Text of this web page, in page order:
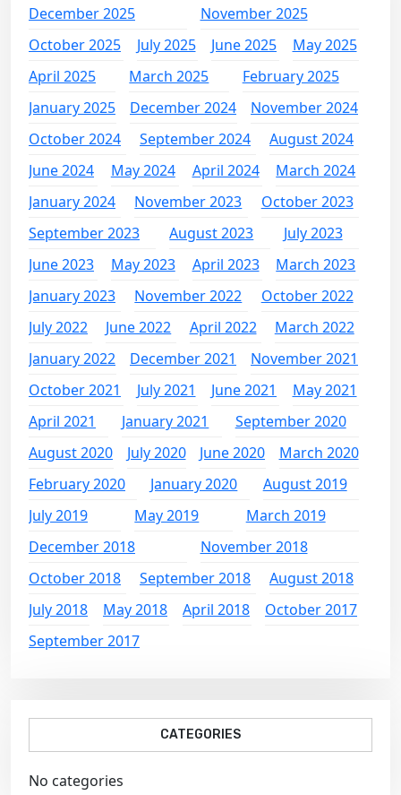
December 2025
November 2025
October 2025
July 2025 June 2025
May 2025
April 2025
March 2025
February 2025
January 2025
December 2024
November 2024
October 2024
September 2024
August 2024
June 2024
May 2024 April 2024
March 2024
January 2024
November 2023
October 2023
September 2023
August 2023
July 2023
June 2023
May 2023 April 2023
March 2023
January 2023
November 2022
October 2022
July 2022
June 2022 April 2022
March 2022
January 2022
December 2021
November 2021
October 2021
July 2021 June 2021
May 2021
April 2021
January 2021
September 2020
August 2020
July 2020 June 2020
March 2020
February 2020
January 2020
August 2019
July 2019
May 2019
March 2019
December 2018
November 2018
October 2018
September 2018
August 2018
July 2018
May 2018 April 2018
October 2017
September 2017
CATEGORIES
No categories